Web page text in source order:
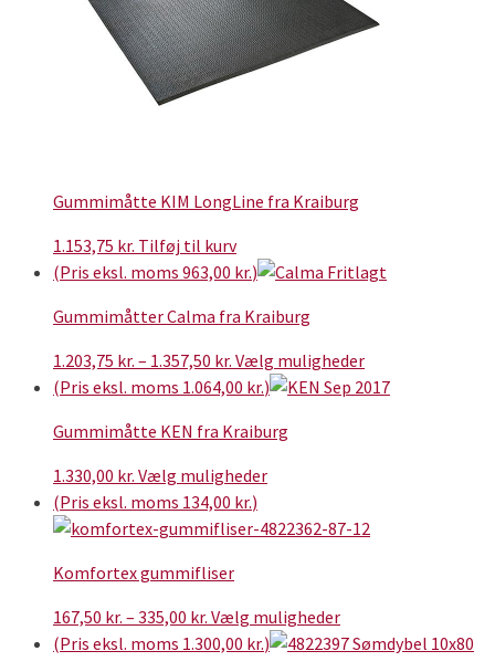
Gummimåtte KIM LongLine fra Kraiburg
1.153,75 kr. Tilføj til kurv
(Pris eksl. moms 963,00 kr.)
Gummimåtter Calma fra Kraiburg
1.203,75 kr. – 1.357,50 kr. Prisinterval:
1.203,75 kr.
1.357,50 kr.
Vælg mulighederDette
vare
kan
vælges
(Pris eksl. moms 1.064,00 kr.)
Gummimåtte KEN fra Kraiburg
1.330,00 kr. Vælg mulighederDette
har
Mulighederne
kan
vælges
(Pris eksl. moms 134,00 kr.)
Komfortex gummifliser
167,50 kr. – 335,00 kr. Prisinterval:
167,50 kr.
Vælg mulighederDette
vare
(Pris eksl. moms 1.300,00 kr.)